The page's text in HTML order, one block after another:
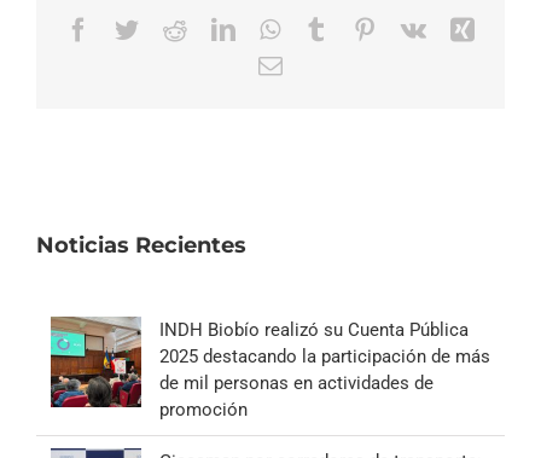
Facebook
TwitterRedditLinkedInWhatsApp
TumblrPinterest
Vk
Xing
Correo
Noticias Recientes
INDH Biobío realizó su Cuenta Pública
2025 destacando la participación de más
de mil personas en actividades de
promoción